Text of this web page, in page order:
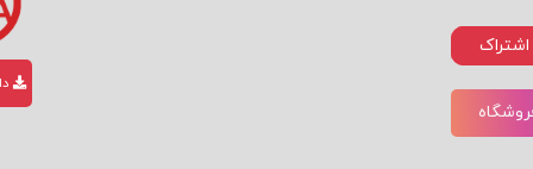
اولویت‌ها و حد پایین پذیرش.
و فشارهای طرف مقابل.
شویم؟
– طراحی منافع مشترک و توافق برد–برد.
اشتراک